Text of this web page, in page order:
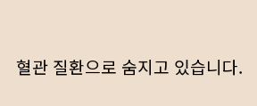
혈관 질환으로 숨지고 있습니다.